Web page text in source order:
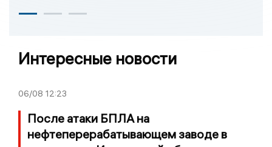
Интересные новости
06/08 12:23
После атаки БПЛА на
нефтеперерабатывающем заводе в